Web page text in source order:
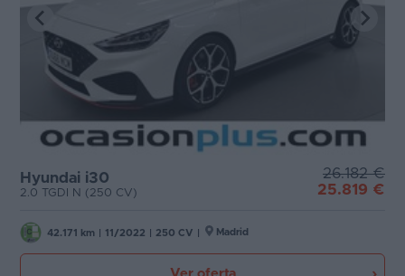
Hyundai i30
2.0 TGDI N (250 CV)
26.182 €
25.819 €
42.171 km 11/2022 250 CV Madrid